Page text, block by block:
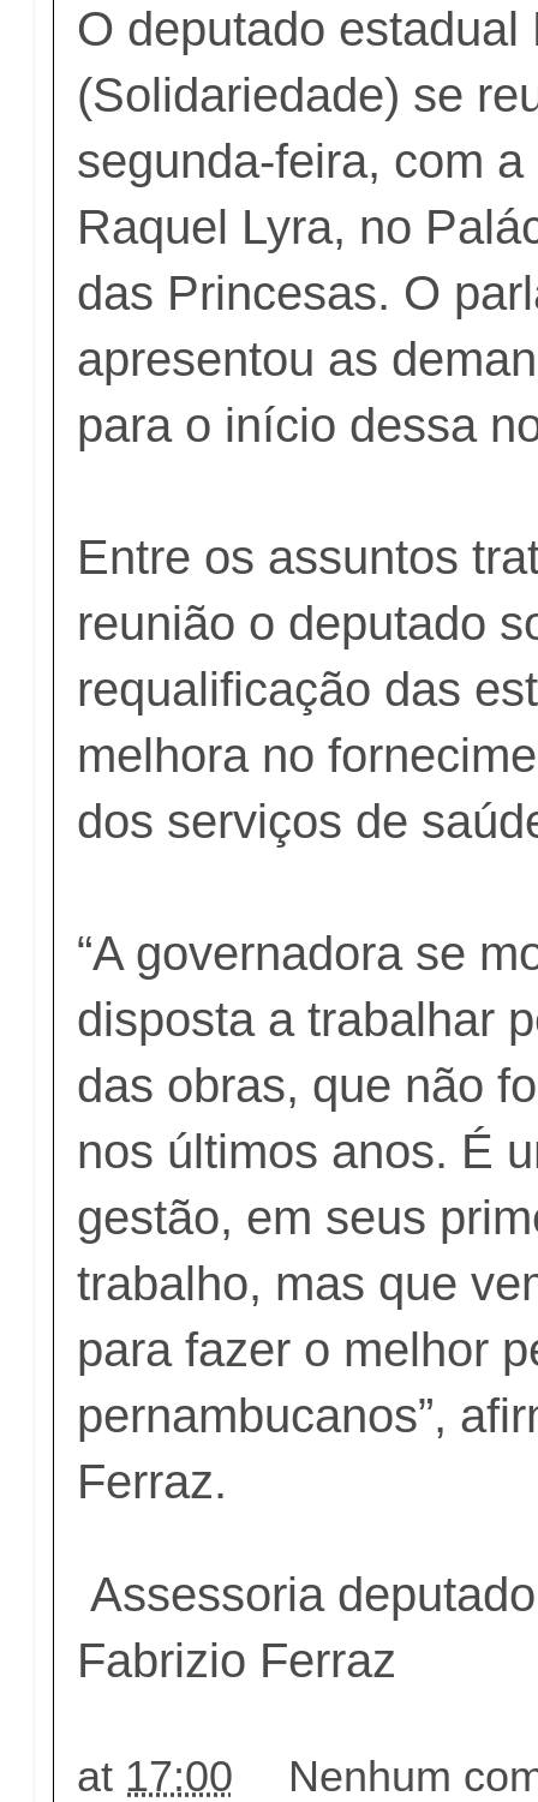
O deputado estadual
(Solidariedade) se
segunda-feira, com
Raquel Lyra, no
das Princesas. O
apresentou as
para o início dessa
Entre os assuntos
reunião o deputado
requalificação das
melhora no
dos serviços de
“A governadora se
disposta a trabalhar
das obras, que não
nos últimos anos. É
gestão, em seus
trabalho, mas que
para fazer o melhor
pernambucanos”,
Ferraz.
Assessoria
Fabrizio Ferraz
at 17:00 Nenhum